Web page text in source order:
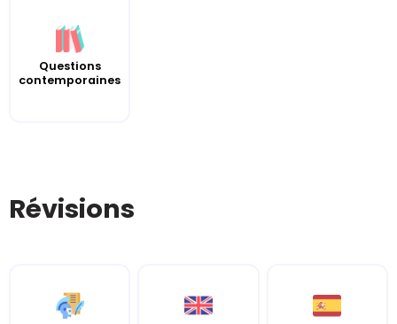
Questions
contemporaines
Révisions